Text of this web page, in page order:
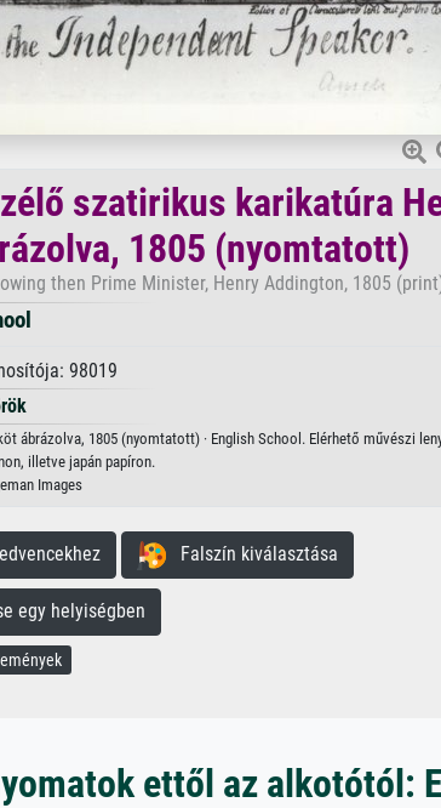
szatirikus karikatúra
1805 (nyomtatott)
then Prime Minister, Henry Addington, 1805
98019
ábrázolva, 1805 (nyomtatott) · English School. Elérhető művészi
illetve japán papíron.
Images
Falszín kiválasztása
egy helyiségben
ettől az alkotótól: